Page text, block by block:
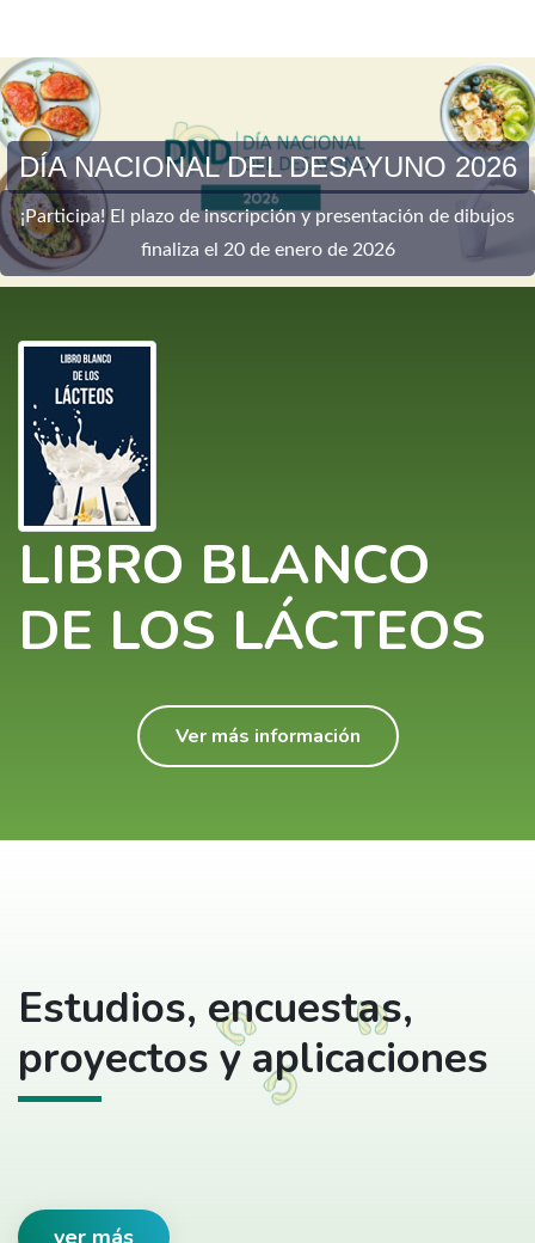
DÍA NACIONAL DEL DESAYUNO 2026
¡Participa! El plazo de inscripción y presentación de dibujos
finaliza el 20 de enero de 2026
LIBRO BLANCO
DE LOS LÁCTEOS
Ver más información
Estudios, encuestas,
proyectos y aplicaciones
ver más